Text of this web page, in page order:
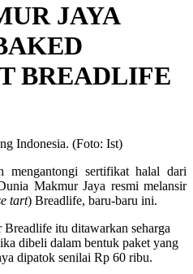
JAYA
BREADLIFE
mengantongi sertifikat halal dari
Makmur Jaya resmi melansir
tart) Breadlife, baru-baru ini.
Breadlife itu ditawarkan seharga
dibeli dalam bentuk paket yang
dipatok senilai Rp 60 ribu.